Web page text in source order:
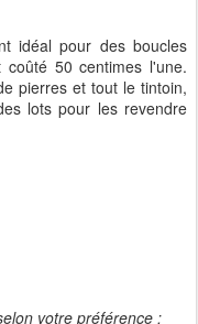
idéal pour des boucles
50 centimes l'une.
pierres et tout le tintoin,
lots pour les revendre
votre préférence ;